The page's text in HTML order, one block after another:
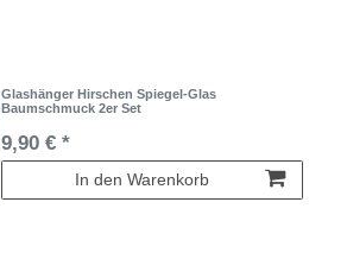
Glashänger Hirschen Spiegel-Glas
Baumschmuck 2er Set
9,90 € *
In den Warenkorb